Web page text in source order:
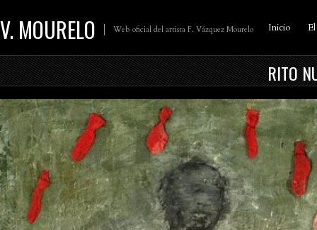
V. MOURELO Web oficial del artista F. Vázquez Mourelo Inicio
RITO